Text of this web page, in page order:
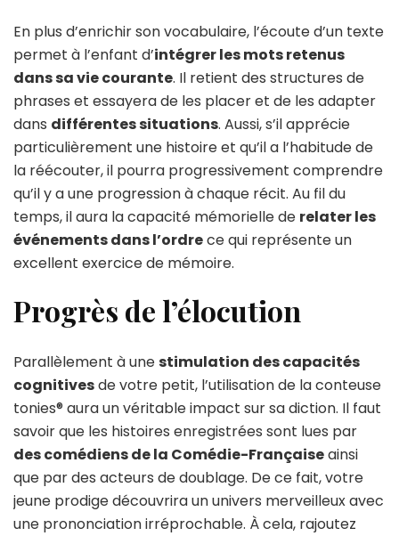
En plus d’enrichir son vocabulaire, l’écoute d’un texte
permet à l’enfant d’intégrer les mots retenus
dans sa vie courante. Il retient des structures de
phrases et essayera de les placer et de les adapter
dans différentes situations. Aussi, s’il apprécie
particulièrement une histoire et qu’il a l’habitude de
la réécouter, il pourra progressivement comprendre
qu’il y a une progression à chaque récit. Au fil du
temps, il aura la capacité mémorielle de relater les
événements dans l’ordrece qui représente un
excellent exercice de mémoire.
Progrès de l’élocution
Parallèlement à unestimulation des capacités
cognitivesde votre petit, l’utilisation de la conteuse
tonies® aura un véritable impact sur sa diction. Il faut
savoir que les histoires enregistrées sont lues par
des comédiens de la Comédie-Françaiseainsi
que par des acteurs de doublage. De ce fait, votre
jeune prodige découvrira un univers merveilleux avec
une prononciation irréprochable. À cela, rajoutez